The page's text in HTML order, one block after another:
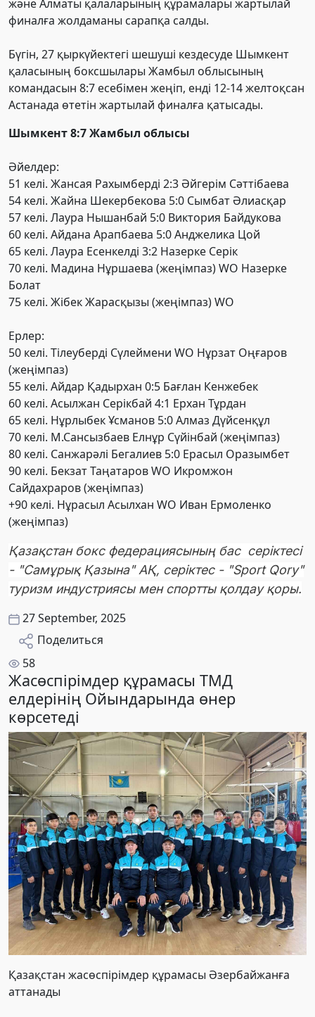
және Алматы қалаларының құрамалары жартылай
финалға жолдаманы сарапқа салды.
Бүгін, 27 қыркүйектегі шешуші кездесуде Шымкент
қаласының боксшылары Жамбыл облысының
командасын 8:7 есебімен жеңіп, енді 12-14 желтоқсан
Астанада өтетін жартылай финалға қатысады.
Шымкент 8:7 Жамбыл облысы
Әйелдер:
51 келі. Жансая Рахымберді 2:3 Әйгерім Сәттібаева
54 келі. Жайна Шекербекова 5:0 Сымбат Әлиасқар
57 келі. Лаура Нышанбай 5:0 Виктория Байдукова
60 келі. Айдана Арапбаева 5:0 Анджелика Цой
65 келі. Лаура Есенкелді 3:2 Назерке Серік
70 келі. Мадина Нұршаева (жеңімпаз) WO Назерке
Болат
75 келі. Жібек Жарасқызы (жеңімпаз) WO
Ерлер:
50 келі. Тілеуберді Сүлеймени WO Нұрзат Оңғаров
(жеңімпаз)
55 келі. Айдар Қадырхан 0:5 Бағлан Кенжебек
60 келі. Асылжан Серікбай 4:1 Ерхан Тұрдан
65 келі. Нұрлыбек Ұсманов 5:0 Алмаз Дүйсенқұл
70 келі. М.Сансызбаев Елнұр Сүйінбай (жеңімпаз)
80 келі. Санжарәлі Бегалиев 5:0 Ерасыл Оразымбет
90 келі. Бекзат Таңатаров WO Икромжон
Сайдахраров (жеңімпаз)
+90 келі. Нұрасыл Асылхан WO Иван Ермоленко
(жеңімпаз)
Қазақстан бокс федерациясының бас серіктесі
- "Самұрық Қазына" АҚ, серіктес - "Sport Qory"
туризм индустриясы мен спортты қолдау қоры.
27 September, 2025
Поделиться
58
Жасөспірімдер құрамасы ТМД
елдерінің Ойындарында өнер
көрсетеді
Қазақстан жасөспірімдер құрамасы Әзербайжанға
аттанады